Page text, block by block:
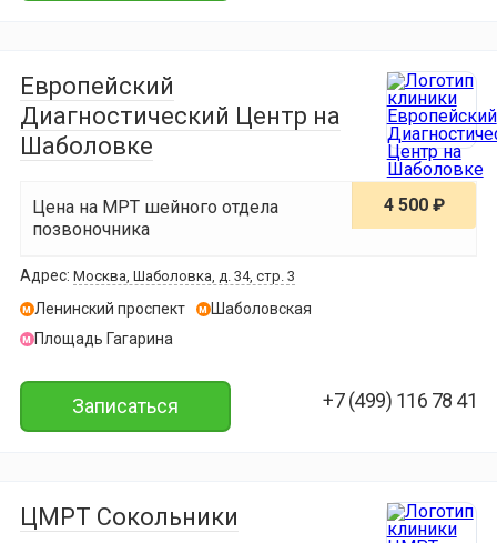
Европейский
Диагностический Центр на
Шаболовке
Цена на МРТ шейного отдела
позвоночника
4 500 ₽
Адрес: Москва, Шаболовка, д. 34, стр. 3
м Ленинский проспект м Шаболовская
м Площадь Гагарина
Записаться +7 (499) 116 78 41
ЦМРТ Сокольники